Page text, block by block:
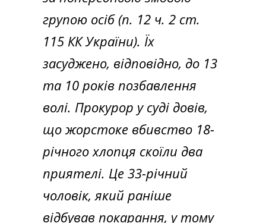
групою осіб (п. 12 ч. 2 ст.
115 КК України). Їх
засуджено, відповідно, до 13
та 10 років позбавлення
волі. Прокурор у суді довів,
що жорстоке вбивство 18-
річного хлопця скоїли два
приятелі. Це 33-річний
чоловік, який раніше
відбував покарання, у тому